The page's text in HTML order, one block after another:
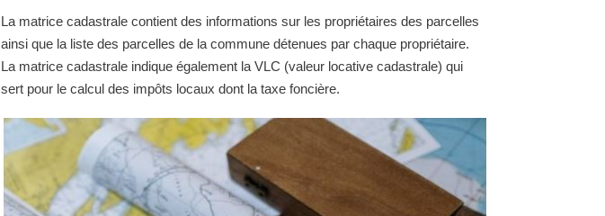
La matrice cadastrale contient des informations sur les propriétaires des parcelles
ainsi que la liste des parcelles de la commune détenues par chaque propriétaire.
La matrice cadastrale indique également la VLC (valeur locative cadastrale) qui
sert pour le calcul des impôts locaux dont la taxe foncière.